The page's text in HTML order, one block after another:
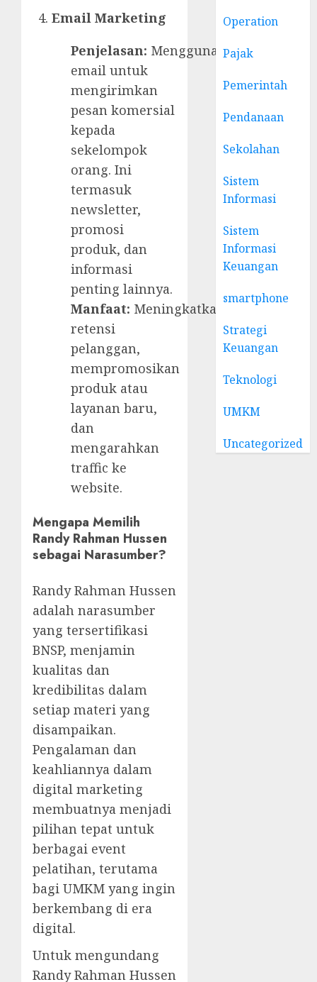
Email Marketing
Penjelasan: Menggunakan
email untuk
mengirimkan
pesan komersial
kepada
sekelompok
orang. Ini
termasuk
newsletter,
promosi
produk, dan
informasi
penting lainnya.
Manfaat: Meningkatkan
retensi
pelanggan,
mempromosikan
produk atau
layanan baru,
dan
mengarahkan
traffic ke
website.
Mengapa Memilih
Randy Rahman Hussen
sebagai Narasumber?
Randy Rahman Hussen
adalah narasumber
yang tersertifikasi
BNSP, menjamin
kualitas dan
kredibilitas dalam
setiap materi yang
disampaikan.
Pengalaman dan
keahliannya dalam
digital marketing
membuatnya menjadi
pilihan tepat untuk
berbagai event
pelatihan, terutama
bagi UMKM yang ingin
berkembang di era
digital.
Untuk mengundang
Randy Rahman Hussen
Operation
Pajak
Pemerintah
Pendanaan
Sekolahan
Sistem
Informasi
Sistem
Informasi
Keuangan
smartphone
Strategi
Keuangan
Teknologi
UMKM
Uncategorized